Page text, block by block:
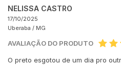
NELISSA CASTRO
17/10/2025
Uberaba / MG
AVALIAÇÃO DO PRODUTO
O preto esgotou de um dia pro